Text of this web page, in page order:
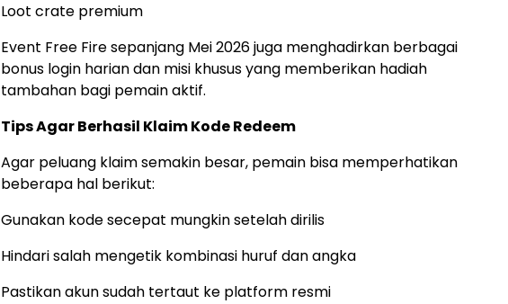
Loot crate premium
Event Free Fire sepanjang Mei 2026 juga menghadirkan berbagai
bonus login harian dan misi khusus yang memberikan hadiah
tambahan bagi pemain aktif.
Tips Agar Berhasil Klaim Kode Redeem
Agar peluang klaim semakin besar, pemain bisa memperhatikan
beberapa hal berikut:
Gunakan kode secepat mungkin setelah dirilis
Hindari salah mengetik kombinasi huruf dan angka
Pastikan akun sudah tertaut ke platform resmi